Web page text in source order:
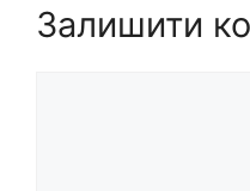
Залишити